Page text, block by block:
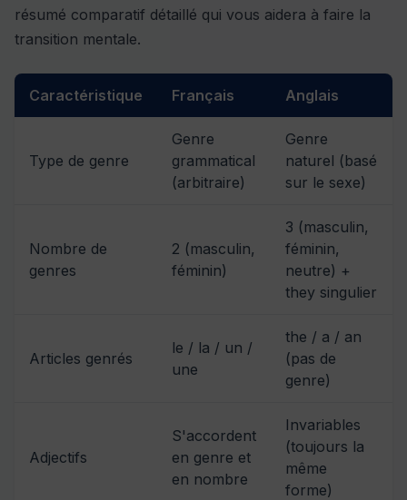
résumé comparatif détaillé qui vous aidera à faire la
transition mentale.
Caractéristique Français Anglais
Type de genre
Genre
grammatical
(arbitraire)
Genre
naturel (basé
sur le sexe)
Nombre de
genres
2 (masculin,
féminin)
3 (masculin,
féminin,
neutre) +
they singulier
Articles genrés
le / la / un /
une
the / a / an
(pas de
genre)
Adjectifs
S'accordent
en genre et
en nombre
Invariables
(toujours la
même
forme)